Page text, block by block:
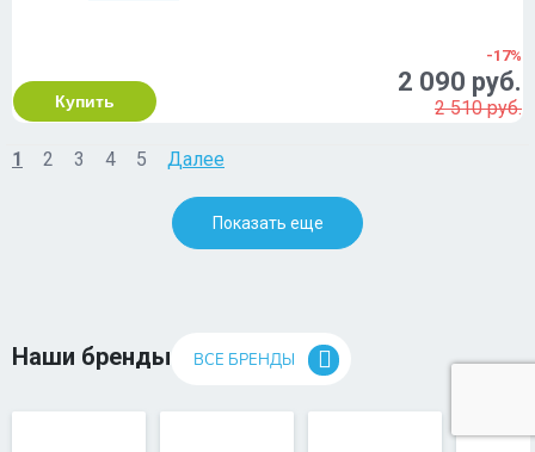
Купить
-17%
2 090 руб.
2 510 руб.
1 2 3 4 5 Далее
Показать еще
Наши бренды ВСЕ БРЕНДЫ